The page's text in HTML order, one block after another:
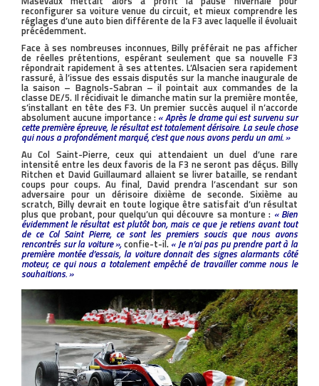
reconfigurer sa voiture venue du circuit, et mieux comprendre les
réglages d’une auto bien différente de la F3 avec laquelle il évoluait
précédemment.
Face à ses nombreuses inconnues, Billy préférait ne pas afficher
de réelles prétentions, espérant seulement que sa nouvelle F3
répondrait rapidement à ses attentes. L’Alsacien sera rapidement
rassuré, à l’issue des essais disputés sur la manche inaugurale de
la saison – Bagnols-Sabran – il pointait aux commandes de la
classe DE/5. Il récidivait le dimanche matin sur la première montée,
s’installant en tête des F3. Un premier succès auquel il n’accorde
absolument aucune importance : « Après le drame qui est survenu sur
cette première épreuve, le résultat est totalement dérisoire. La seule chose
qui nous a profondément marqué, c’est que nous avons perdu un ami. »
Au Col Saint-Pierre, ceux qui attendaient un duel d’une rare
intensité entre les deux favoris de la F3 ne seront pas déçus. Billy
Ritchen et David Guillaumard allaient se livrer bataille, se rendant
coups pour coups. Au final, David prendra l’ascendant sur son
adversaire pour un dérisoire dixième de seconde. Sixième au
scratch, Billy devrait en toute logique être satisfait d’un résultat
plus que probant, pour quelqu’un qui découvre sa monture : « Bien
évidemment le résultat est plutôt bon, mais ce que je retiens avant tout
de ce Col Saint Pierre, ce sont les premiers soucis que nous avons
rencontrés sur la voiture »,confie-t-il. « Je n’ai pas pu prendre part à la
première montée d’essais, la voiture donnait des signes alarmants côté
moteur, ce qui nous a totalement empêché de travailler comme nous le
souhaitions. »